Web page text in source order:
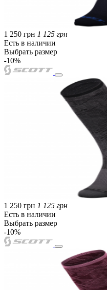
1 250 грн 1 125 грн
Есть в наличии
Выбрать размер
-10%
1 250 грн 1 125 грн
Есть в наличии
Выбрать размер
-10%